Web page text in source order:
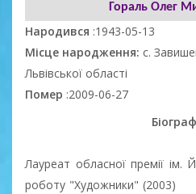
Гораль Олег
Народився :1943-05-13
Місце народження: с.
Львівської області
Помер :2009-06-27
Лауреат обласної премії
роботу "Художники" (2003)